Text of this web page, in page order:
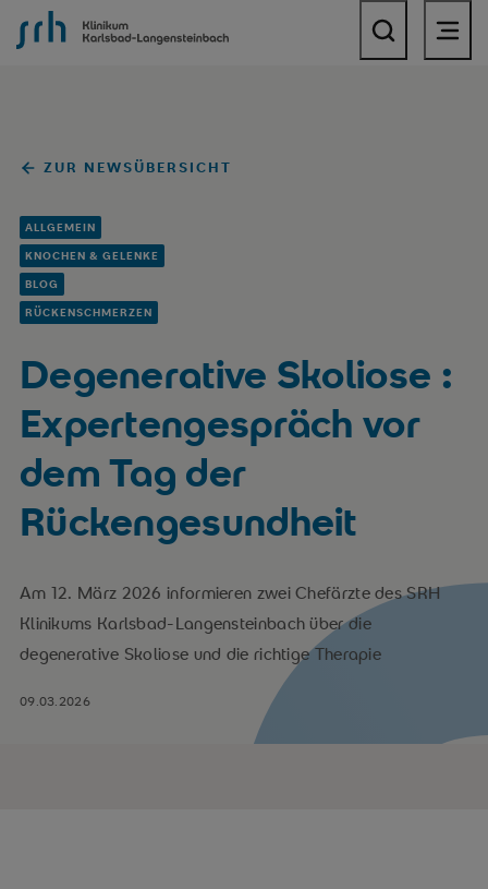
SRH Klinikum Karlsbad-Langensteinbach
ZUR NEWSÜBERSICHT
ALLGEMEIN
KNOCHEN & GELENKE
BLOG
RÜCKENSCHMERZEN
Degenerative Skoliose :
Expertengespräch vor
dem Tag der
Rückengesundheit
Am 12. März 2026 informieren zwei Chefärzte des SRH
Klinikums Karlsbad-Langensteinbach über die
degenerative Skoliose und die richtige Therapie
09.03.2026